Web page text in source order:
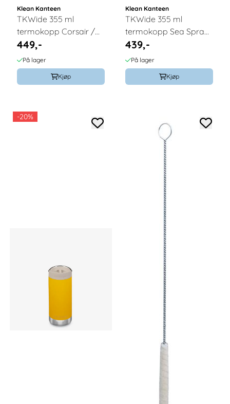
Klean Kanteen
TKWide 355 ml
termokopp Corsair /
Klean Kanteen
449,-
På lager
Kjøp
Klean Kanteen
TKWide 355 ml
termokopp Sea Spray
/ Klean Kanteen
439,-
På lager
Kjøp
-20%